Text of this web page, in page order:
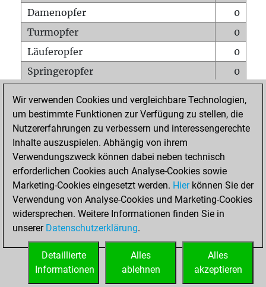
Damenopfer
0
Turmopfer
0
Läuferopfer
0
Springeropfer
0
Matt auf vollem Brett
0
Bauer setzt Matt
0
Erstickte Matts
Unterverwandlungen
Türme auf der siebten
0
STARTSEITE
Wir verwenden Cookies und vergleichbare Technologien,
um bestimmte Funktionen zur Verfügung zu stellen, die
Nutzererfahrungen zu verbessern und interessengerechte
Inhalte auszuspielen. Abhängig von ihrem
Verwendungszweck können dabei neben technisch
erforderlichen Cookies auch Analyse-Cookies sowie
Marketing-Cookies eingesetzt werden. Hierkönnen Sie der
Verwendung von Analyse-Cookies und Marketing-Cookies
widersprechen. Weitere Informationen finden Sie in
unserer Datenschutzerklärung.
Alles
akzeptieren
Alles
ablehnen
Detaillierte
Informationen